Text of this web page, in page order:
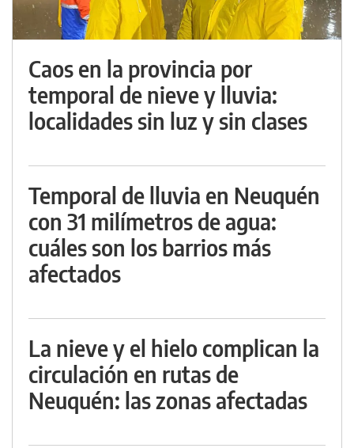
Caos en la provincia por
temporal de nieve y lluvia:
localidades sin luz y sin clases
Temporal de lluvia en Neuquén
con 31 milímetros de agua:
cuáles son los barrios más
afectados
La nieve y el hielo complican la
circulación en rutas de
Neuquén: las zonas afectadas